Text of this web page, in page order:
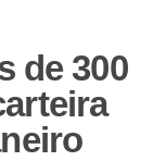
de 300